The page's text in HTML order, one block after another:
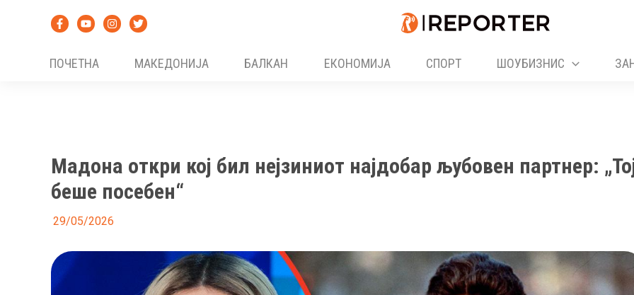
ПОЧЕТНА
МАКЕДОНИЈА БАЛКАН ЕКОНОМИЈА СПОРТ ШОУБИЗНИС
Мадона откри кој бил нејзиниот најдобар љубовен партнер:
беше посебен“
29/05/2026